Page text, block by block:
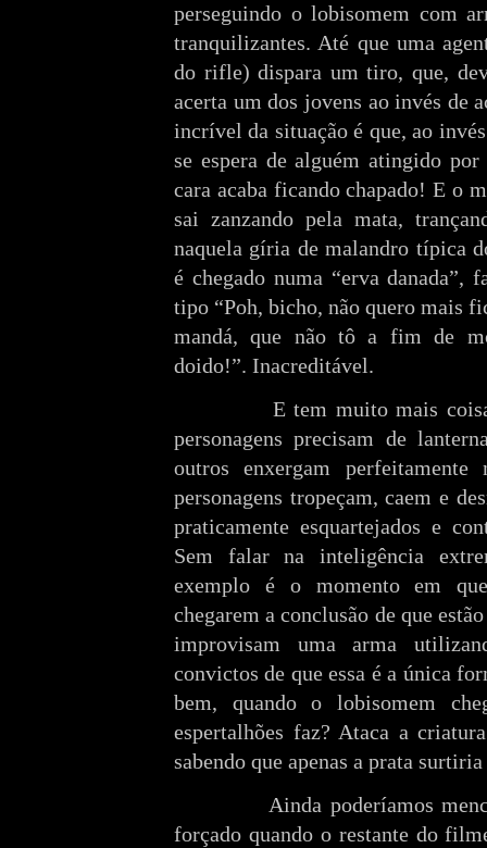
perseguindo o lobisomem com
tranquilizantes. Até que uma
do rifle) dispara um tiro, que,
acerta um dos jovens ao invés de
incrível da situação é que, ao
se espera de alguém atingido
cara acaba ficando chapado! E o
sai zanzando pela mata,
naquela gíria de malandro típica
é chegado numa “erva danada”,
tipo “Poh, bicho, não quero mais
mandá, que não tô a fim de
doido!”. Inacreditável.
E tem muito mais coisas.
personagens precisam de
outros enxergam
personagens tropeçam, caem e
praticamente esquartejados e
Sem falar na inteligência
exemplo é o momento em
chegarem a conclusão de que
improvisam uma arma
convictos de que essa é a única
bem, quando o lobisomem
espertalhões faz? Ataca a
sabendo que apenas a prata
Ainda poderíamos
forçado quando o restante do